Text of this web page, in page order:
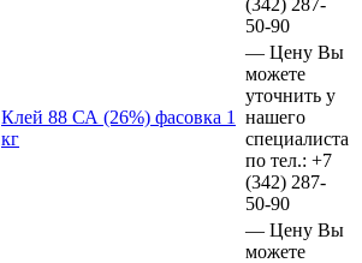
50-90
Клей 88 СА (26%) фасовка 1
кг
— Цену Вы
можете
уточнить у
нашего
специалиста
по тел.: +7
(342) 287-
50-90
— Цену Вы
можете